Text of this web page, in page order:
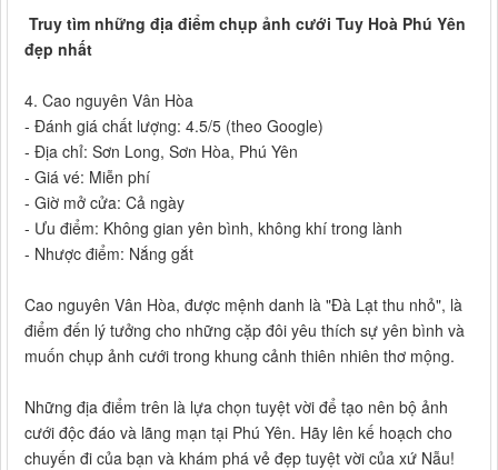
Truy tìm những địa điểm chụp ảnh cưới Tuy Hoà Phú Yên
đẹp nhất
4. Cao nguyên Vân Hòa
- Đánh giá chất lượng: 4.5/5 (theo Google)
- Địa chỉ: Sơn Long, Sơn Hòa, Phú Yên
- Giá vé: Miễn phí
- Giờ mở cửa: Cả ngày
- Ưu điểm: Không gian yên bình, không khí trong lành
- Nhược điểm: Nắng gắt
Cao nguyên Vân Hòa, được mệnh danh là "Đà Lạt thu nhỏ", là
điểm đến lý tưởng cho những cặp đôi yêu thích sự yên bình và
muốn chụp ảnh cưới trong khung cảnh thiên nhiên thơ mộng.
Những địa điểm trên là lựa chọn tuyệt vời để tạo nên bộ ảnh
cưới độc đáo và lãng mạn tại Phú Yên. Hãy lên kế hoạch cho
chuyến đi của bạn và khám phá vẻ đẹp tuyệt vời của xứ Nẫu!